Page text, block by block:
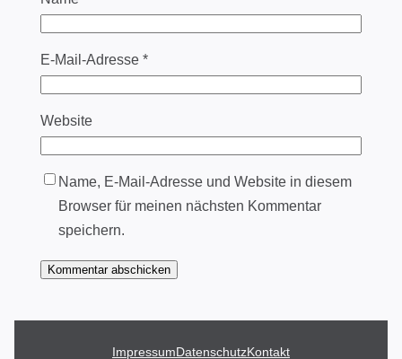
E-Mail-Adresse *
Website
Name, E-Mail-Adresse und Website in diesem
Browser für meinen nächsten Kommentar
speichern.
ImpressumDatenschutzKontakt